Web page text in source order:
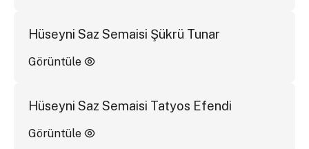
Hüseyni Saz Semaisi Şükrü Tunar
Görüntüle
Hüseyni Saz Semaisi Tatyos Efendi
Görüntüle